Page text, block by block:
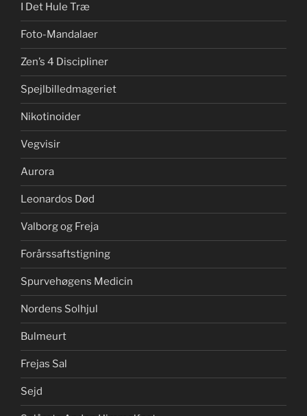
I Det Hule Træ
Foto-Mandalaer
Zen’s 4 Discipliner
Spejlbilledmageriet
Nikotinoider
Vegvisir
Aurora
Leonardos Død
Valborg og Freja
Forårssaftstigning
Spurvehøgens Medicin
Nordens Solhjul
Bulmeurt
Frejas Sal
Sejd